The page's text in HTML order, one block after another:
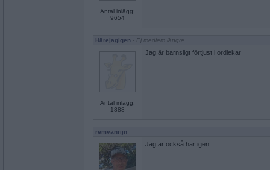
Antal inlägg:
9654
Härejagigen - Ej medlem längre
Antal inlägg:
1888
Jag är barnsligt förtjust i ordlekar
remvanrijn
Jag är också här igen